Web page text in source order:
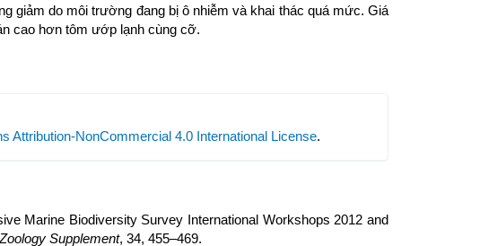
giảm do môi trường đang bị ô nhiễm và khai thác quá mức. Giá
cao hơn tôm ướp lạnh cùng cỡ.
Attribution-NonCommercial 4.0 International License.
Marine Biodiversity Survey International Workshops 2012 and
Supplement, 34, 455–469.